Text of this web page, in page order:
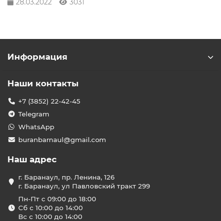
28.03.2022 3031
Информация
Наши контакты
+7 (3852) 22-42-45
Telegram
WhatsApp
buranbarnaul@gmail.com
Наш адрес
г. Баранаул, пр. Ленина, 126
г. Баранаул, ул Павловский тракт 299
Пн-Пт с 09:00 до 18:00
Сб с 10:00 до 14:00
Вс с 10:00 до 14:00